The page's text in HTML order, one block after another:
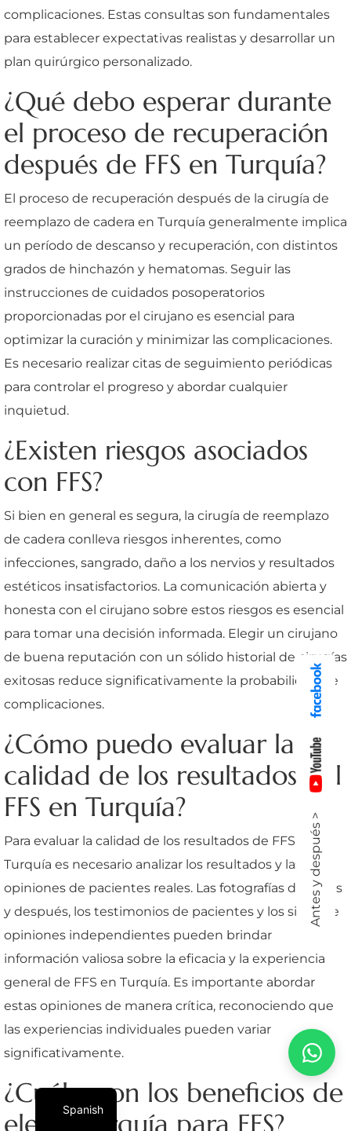
complicaciones. Estas consultas son fundamentales
para establecer expectativas realistas y desarrollar un
plan quirúrgico personalizado.
¿Qué debo esperar durante
el proceso de recuperación
después de FFS en Turquía?
El proceso de recuperación después de la cirugía de
reemplazo de cadera en Turquía generalmente implica
un período de descanso y recuperación, con distintos
grados de hinchazón y hematomas. Seguir las
instrucciones de cuidados posoperatorios
proporcionadas por el cirujano es esencial para
optimizar la curación y minimizar las complicaciones.
Es necesario realizar citas de seguimiento periódicas
para controlar el progreso y abordar cualquier
inquietud.
¿Existen riesgos asociados
con FFS?
Si bien en general es segura, la cirugía de reemplazo
de cadera conlleva riesgos inherentes, como
infecciones, sangrado, daño a los nervios y resultados
estéticos insatisfactorios. La comunicación abierta y
honesta con el cirujano sobre estos riesgos es esencial
para tomar una decisión informada. Elegir un cirujano
de buena reputación con un sólido historial de cirugías
exitosas reduce significativamente la probabilidad de
complicaciones.
¿Cómo puedo evaluar la
calidad de los resultados del
FFS en Turquía?
Para evaluar la calidad de los resultados de FFS en
Turquía es necesario analizar los resultados y las
opiniones de pacientes reales. Las fotografías de antes
y después, los testimonios de pacientes y los sitios de
opiniones independientes pueden brindar
información valiosa sobre la eficacia y la experiencia
general de FFS en Turquía. Es importante abordar
estas opiniones de manera crítica, reconociendo que
las experiencias individuales pueden variar
significativamente.
¿Cuáles son los beneficios de
Antes y después >
Spanish